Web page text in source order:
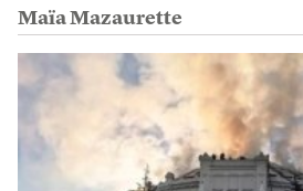
Maïa Mazaurette